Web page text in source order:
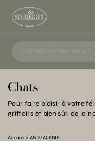
Chats
Pour faire plaisir à votre
griffoirs et bien sûr, de la
Accueil ANIMALERIE